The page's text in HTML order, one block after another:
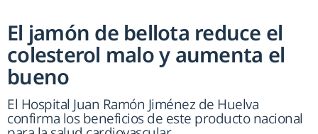
El jamón de bellota reduce el
colesterol malo y aumenta el
bueno
El Hospital Juan Ramón Jiménez de Huelva
confirma los beneficios de este producto nacional